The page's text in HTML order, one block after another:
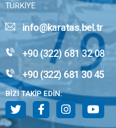
TÜRKİYE
info@karatas.bel.tr
+90 (322) 681 32 08
+90 (322) 681 30 45
BİZİ TAKİP EDİN: